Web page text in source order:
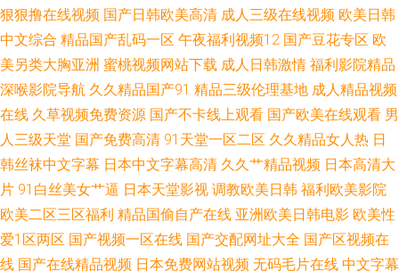
狠狠撸在线视频 国产日韩欧美高清 成人三级在线视频 欧美日韩
中文综合 精品国产乱码一区 午夜福利视频12 国产豆花专区 欧
美另类大胸亚洲 蜜桃视频网站下载 成人日韩激情 福利影院精品
深喉影院导航 久久精品国产91 精品三级伦理基地 成人精品视频
在线 久草视频免费资源 国产不卡线上观看 国产欧美在线观看 男
人三级天堂 国产免费高清 91天堂一区二区 久久精品女人热 日
韩丝袜中文字幕 日本中文字幕高清 久久艹精品视频 日本高清大
片 91白丝美女艹逼 日本天堂影视 调教欧美日韩 福利欧美影院
欧美二区三区福利 精品国偷自产在线 亚洲欧美日韩电影 欧美性
爱1区两区 国产视频一区在线 国产交配网址大全 国产区视频在
线 国产在线精品视频 日本免费网站视频 无码毛片在线 中文字幕